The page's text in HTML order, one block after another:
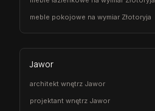
meble pokojowe na wymiar Złotoryja
Jawor
architekt wnętrz Jawor
projektant wnętrz Jawor